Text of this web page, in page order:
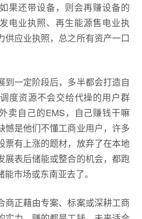
果还带设备，则会再赚设备的
电业执照、再生能源售电业执
供应业执照，总之所有资产一口
一定阶段后，多半都会打造自
度资源不会交给代操的用户群
卖自己的EMS，自己赚钱干嘛
憾是他们不懂工商业用户，许多
票有上涨的题材，放弃了在本地
展表后储能或整合的机会，都跑
市场或东南亚去了。
正藉由专案、标案或深耕工商